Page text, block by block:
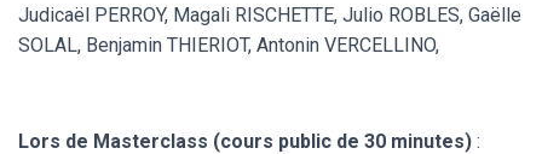
Judicaël PERROY, Magali RISCHETTE, Julio ROBLES, Gaëlle
SOLAL, Benjamin THIERIOT, Antonin VERCELLINO,
Lors de Masterclass (cours public de 30 minutes) :